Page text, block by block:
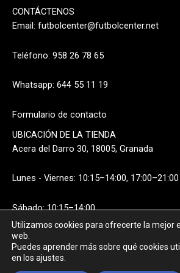
CONTÁCTENOS
Email: futbolcenter@futbolcenter.net
Teléfono: 958 26 78 65
Whatsapp: 644 55 11 19
Formulario de contacto
UBICACIÓN DE LA TIENDA
Acera del Darro 30, 18005, Granada
Lunes - Viernes: 10:15–14:00, 17:00–21:00
Sábado: 10:15–14:00
Utilizamos cookies para ofrecerte la mejor
web.
Puedes aprender más sobre qué cookies
en los ajustes.